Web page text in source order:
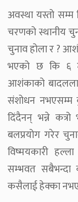
अवस्था यस्तो
चरणको स्थानीय
चुनाव होला र ?
भएको छ कि ६
आशंकाको
संशोधन नभएसम्म
दिंदैनन् भन्ने
बलप्रयोग गरेर
विष्मयकारी
सम्भवत सबैभन्दा
कसैलाई हेक्का